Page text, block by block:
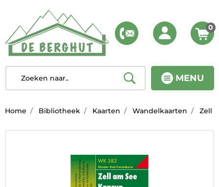
MENU
0
Home Bibliotheek Kaarten Wandelkaarten Zell